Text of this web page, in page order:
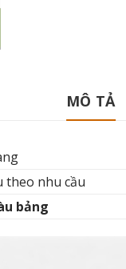
MÔ TẢ
theo nhu cầu
bảng